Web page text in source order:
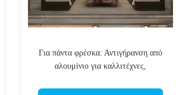
Για πάντα φρέσκα: Αντιγήρανση από
αλουμίνιο για καλλιτέχνες,